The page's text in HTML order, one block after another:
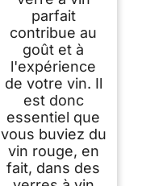
parfait
contribue au
goût et à
l'expérience
de votre vin. Il
est donc
essentiel que
vous buviez du
vin rouge, en
fait, dans des